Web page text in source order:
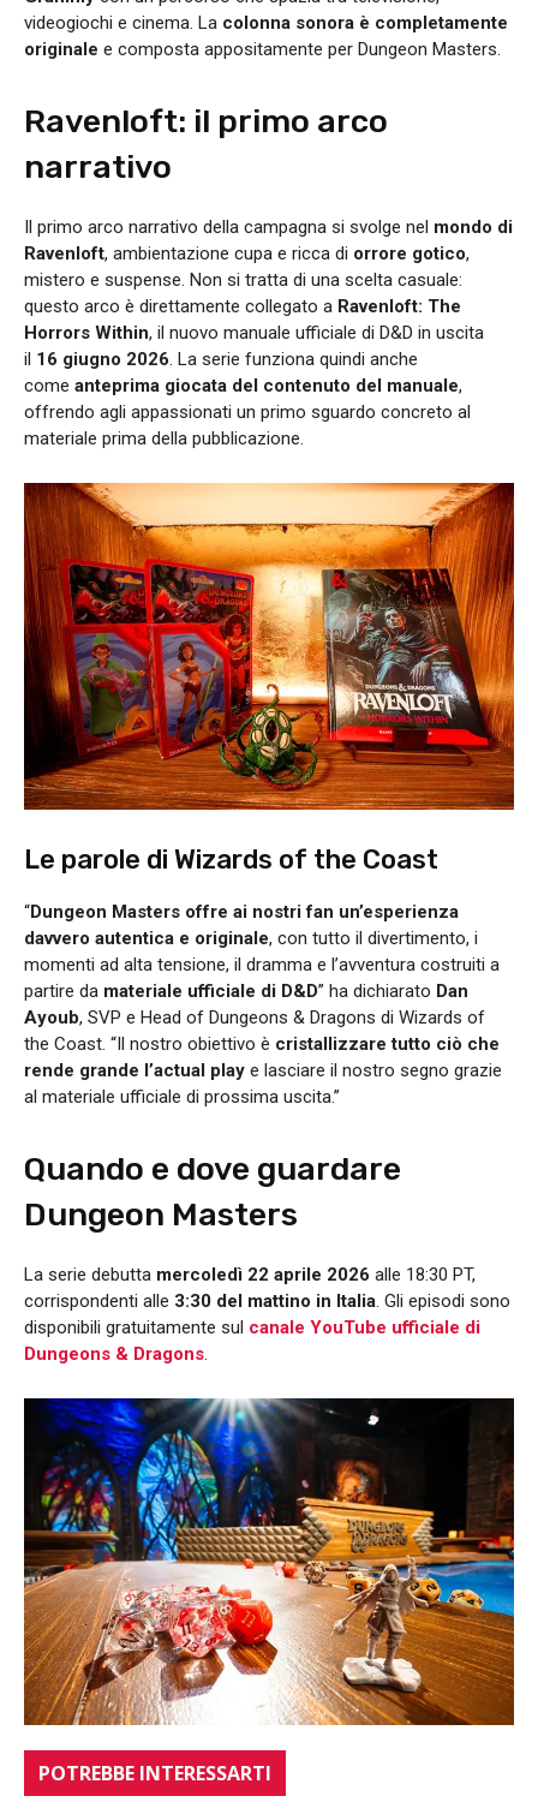
videogiochi e cinema. La colonna sonora è completamente
originale e composta appositamente per Dungeon Masters.
Ravenloft: il primo arco
narrativo
Il primo arco narrativo della campagna si svolge nel mondo di
Ravenloft, ambientazione cupa e ricca di orrore gotico,
mistero e suspense. Non si tratta di una scelta casuale:
questo arco è direttamente collegato a Ravenloft: The
Horrors Within, il nuovo manuale ufficiale di D&D in uscita
il 16 giugno 2026. La serie funziona quindi anche
come anteprima giocata del contenuto del manuale,
offrendo agli appassionati un primo sguardo concreto al
materiale prima della pubblicazione.
Le parole di Wizards of the Coast
“Dungeon Masters offre ai nostri fan un’esperienza
davvero autentica e originale, con tutto il divertimento, i
momenti ad alta tensione, il dramma e l’avventura costruiti a
partire da materiale ufficiale di D&D” ha dichiarato Dan
Ayoub, SVP e Head of Dungeons & Dragons di Wizards of
the Coast. “Il nostro obiettivo è cristallizzare tutto ciò che
rende grande l’actual play e lasciare il nostro segno grazie
al materiale ufficiale di prossima uscita.”
Quando e dove guardare
Dungeon Masters
La serie debutta mercoledì 22 aprile 2026 alle 18:30 PT,
corrispondenti alle 3:30 del mattino in Italia. Gli episodi sono
disponibili gratuitamente sul canale YouTube ufficiale di
Dungeons & Dragons.
POTREBBE INTERESSARTI